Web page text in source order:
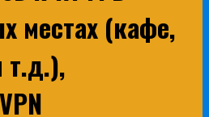
местах (кафе,
т.д.),